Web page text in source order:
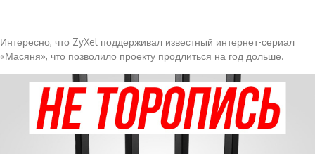
Интересно, что ZyXel поддерживал известный интернет-сериал
«Масяня», что позволило проекту продлиться на год дольше.